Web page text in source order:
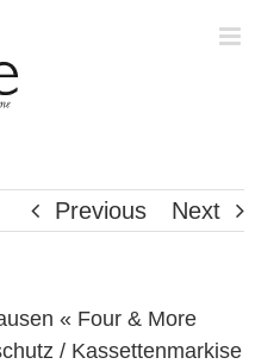
Previous Next
« Four & More
/ Kassettenmarkise